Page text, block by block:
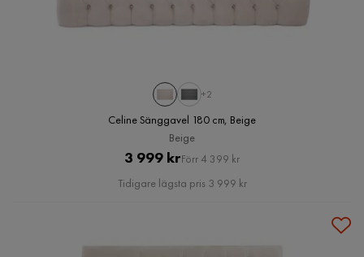
+2
Celine Sänggavel 180 cm, Beige
Beige
Pris
3 999 krOriginal
Pris
Förr 4 399 kr
Tidigare lägsta pris 3 999 kr